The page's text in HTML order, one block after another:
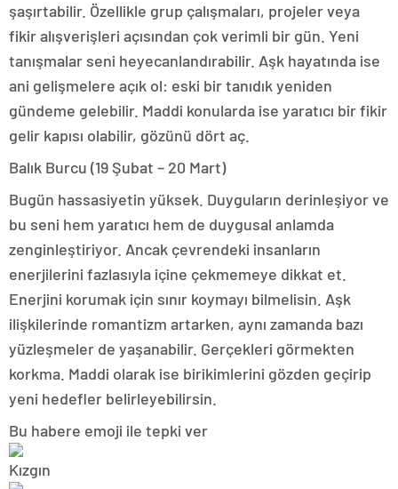
şaşırtabilir. Özellikle grup çalışmaları, projeler veya
fikir alışverişleri açısından çok verimli bir gün. Yeni
tanışmalar seni heyecanlandırabilir. Aşk hayatında ise
ani gelişmelere açık ol: eski bir tanıdık yeniden
gündeme gelebilir. Maddi konularda ise yaratıcı bir fikir
gelir kapısı olabilir, gözünü dört aç.
Balık Burcu (19 Şubat – 20 Mart)
Bugün hassasiyetin yüksek. Duyguların derinleşiyor ve
bu seni hem yaratıcı hem de duygusal anlamda
zenginleştiriyor. Ancak çevrendeki insanların
enerjilerini fazlasıyla içine çekmemeye dikkat et.
Enerjini korumak için sınır koymayı bilmelisin. Aşk
ilişkilerinde romantizm artarken, aynı zamanda bazı
yüzleşmeler de yaşanabilir. Gerçekleri görmekten
korkma. Maddi olarak ise birikimlerini gözden geçirip
yeni hedefler belirleyebilirsin.
Bu habere emoji ile tepki ver